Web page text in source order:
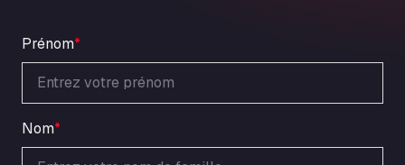
ARAL Tankstelle - XXL Truckwash.de
GmbH
Obernburger Str. 127, 63811
Ardleigh South Services
a120 westbound, CO77SL
Area 47 Hermanos Rico
Prénom*
Nom*